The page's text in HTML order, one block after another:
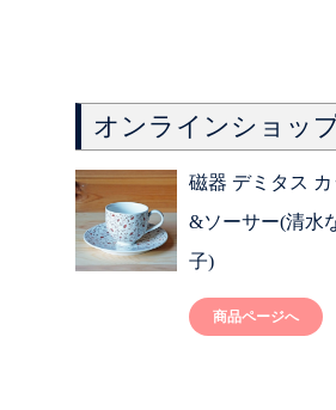
オンラインショッ
磁器 デミタス
&ソーサー(清水
子)
商品ページへ